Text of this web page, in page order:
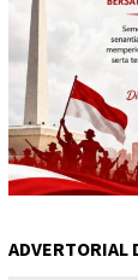
ADVERTORIAL